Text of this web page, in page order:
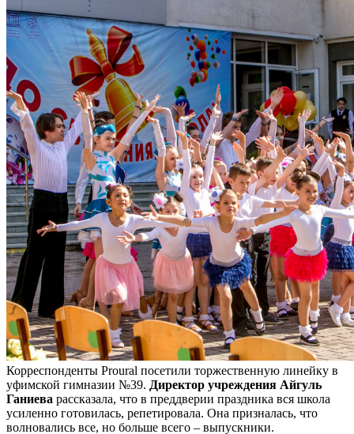
Корреспонденты Proural посетили торжественную линейку в
уфимской гимназии №39. Директор учреждения Айгуль
Ганиева рассказала, что в преддверии праздника вся школа
усиленно готовилась, репетировала. Она призналась, что
волновались все, но больше всего – выпускники.